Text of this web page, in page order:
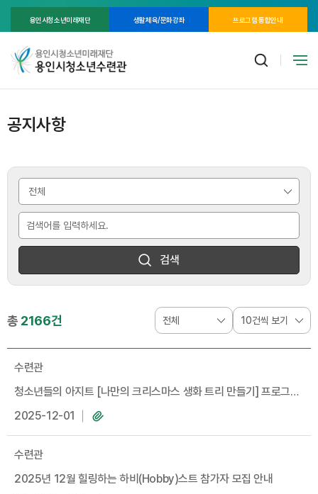
용인시청소년미래재단 생활체육/문화강좌 프로그램 통합안내
공지사항
검색
총 2166건
수련관
청소년들의 아지트 [나만의 크리스마스 생화 트리 만들기] 프로그램
참가 모집 안내
2025-12-01
수련관
2025년 12월 힐링하는 하비(Hobby)스트 참가자 모집 안내